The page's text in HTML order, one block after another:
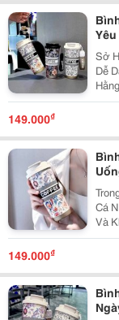
Sở
Dễ
149.000₫
Cá
Và
Bình
149.000₫